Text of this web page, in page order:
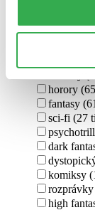
horory
fantasy
sci-fi (27
dark
komiksy
high